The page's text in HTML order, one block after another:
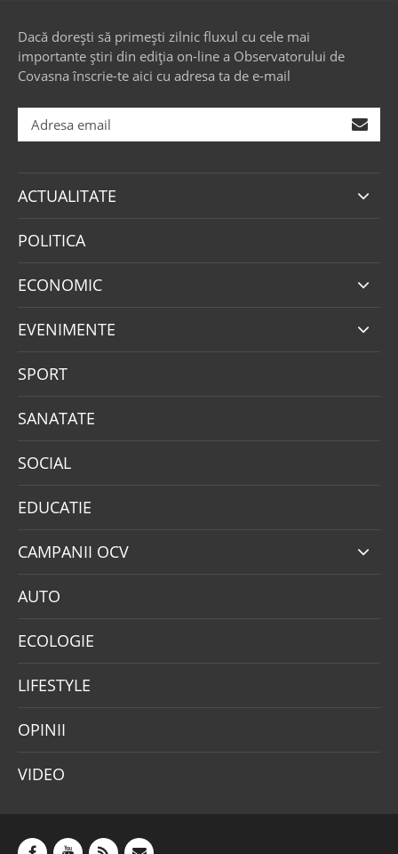
Dacă dorești să primești zilnic fluxul cu cele mai
importante știri din ediția on-line a Observatorului de
Covasna înscrie-te aici cu adresa ta de e-mail
ACTUALITATE
POLITICA
ECONOMIC
EVENIMENTE
SPORT
SANATATE
SOCIAL
EDUCATIE
CAMPANII OCV
AUTO
ECOLOGIE
LIFESTYLE
OPINII
VIDEO